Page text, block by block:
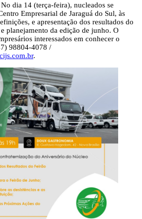
No dia 14 (terça-feira), nucleados se
Empresarial de Jaraguá do Sul, às
e apresentação dos resultados do
planejamento da edição de junho. O
interessados em conhecer o
98804-4078 /
.